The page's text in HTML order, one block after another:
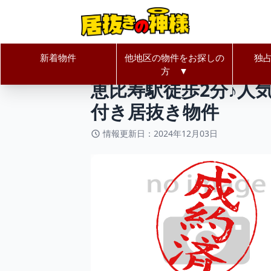
新着物件
他地区の物件をお探しの
方 ▼
独
居抜きの神様Home 東京都 渋谷
恵比寿駅徒歩2分♪人
付き居抜き物件
情報更新日：2024年12月03日